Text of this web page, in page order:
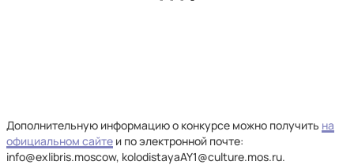
Дополнительную информацию о конкурсе можно получить на
официальном сайте и по электронной почте:
info@exlibris.moscow, kolodistayaAY1@culture.mos.ru.